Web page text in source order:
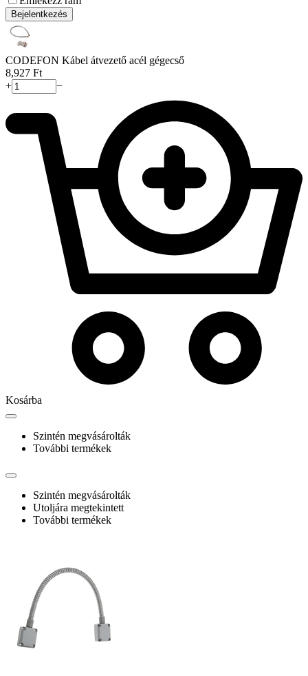
Bejelentkezés
CODEFON Kábel átvezető acél gégecső
8,927 Ft
+
−
Kosárba
Szintén megvásárolták
További termékek
Szintén megvásárolták
Utoljára megtekintett
További termékek